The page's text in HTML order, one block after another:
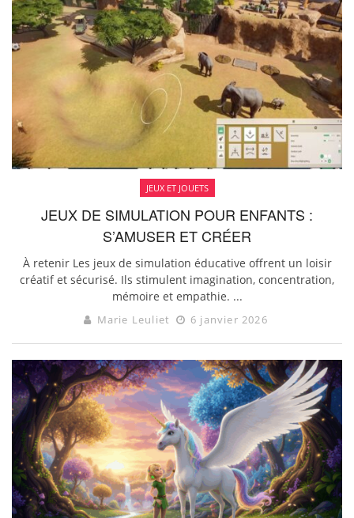
JEUX ET JOUETS
JEUX DE SIMULATION POUR ENFANTS :
S’AMUSER ET CRÉER
À retenir Les jeux de simulation éducative offrent un loisir
créatif et sécurisé. Ils stimulent imagination, concentration,
mémoire et empathie. ...
Marie Leuliet 6 janvier 2026